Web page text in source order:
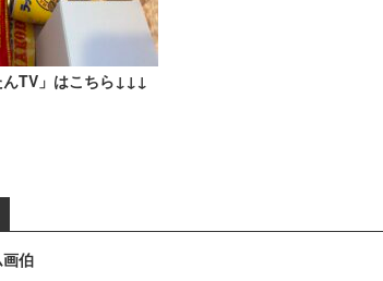
TV」はこちら↓↓↓
伯